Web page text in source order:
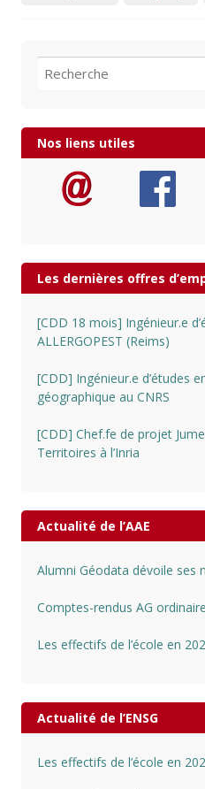
Recherche pour:
Nos liens utiles
Les dernières offres
[CDD 18 mois] Ingénieur.e
ALLERGOPEST (Reims)
[CDD] Ingénieur.e d’études
géographique au CNRS
[CDD] Chef.fe de projet
Territoires à l’Inria
Actualité de l’AAE
Alumni Géodata dévoile ses
Comptes-rendus AG
Les effectifs de l’école en
Actualité de l’ENSG
Les effectifs de l’école en